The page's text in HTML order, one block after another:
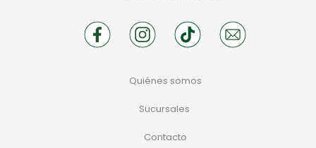
Quiénes somos
Sucursales
Contacto